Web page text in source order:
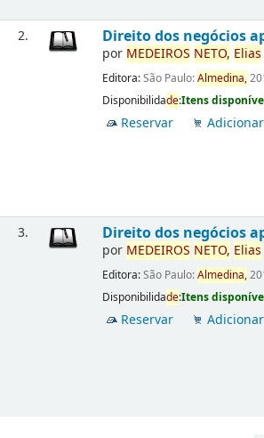
2. Direito dos negócios
por MEDEIROS NETO, Elias
Editora:São Paulo:Almedina,
Disponibilidade:Itens
Reservar
3. Direito dos negócios
por MEDEIROS NETO, Elias
Editora:São Paulo:Almedina,
Disponibilidade:Itens
Reservar